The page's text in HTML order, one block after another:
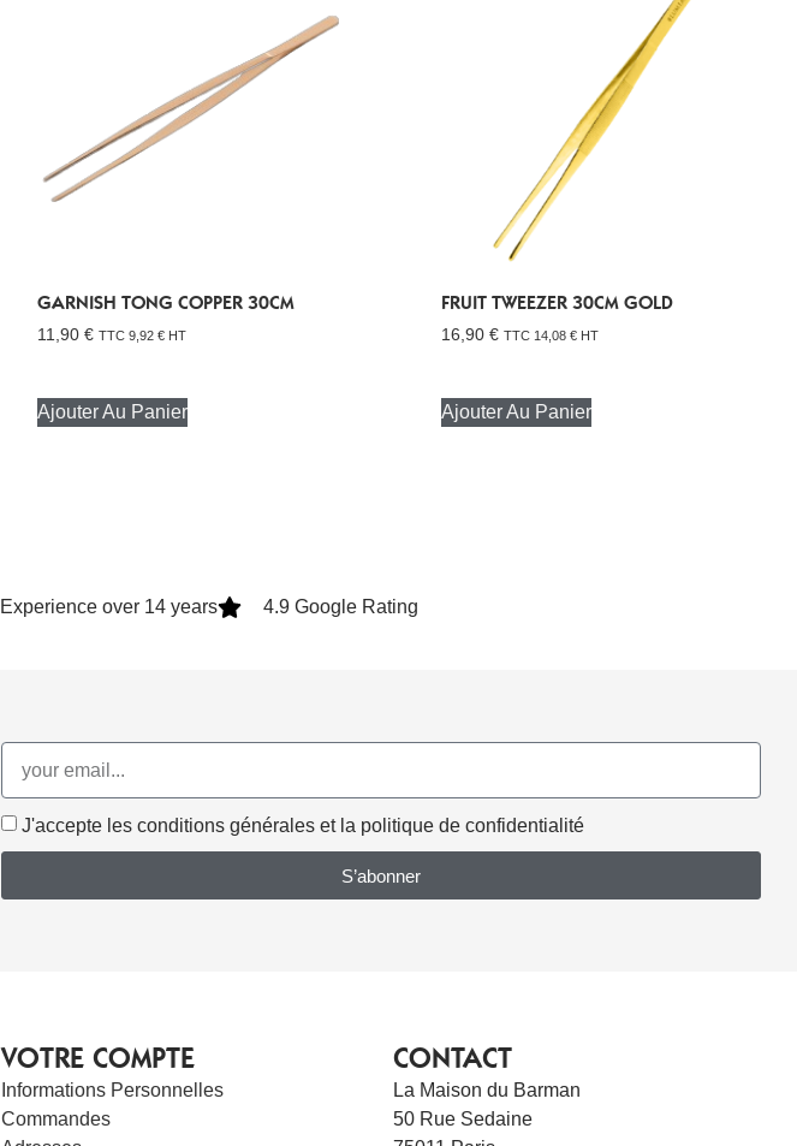
GARNISH TONG COPPER 30CM
11,90 € TTC 9,92 € HT
Ajouter Au Panier
FRUIT TWEEZER 30CM GOLD
16,90 € TTC 14,08 € HT
Ajouter Au Panier
Experience over 14 years 4.9 Google Rating
J'accepte les conditions générales et la politique de confidentialité
S’abonner
VOTRE COMPTE
Informations Personnelles
Commandes
CONTACT
La Maison du Barman
50 Rue Sedaine